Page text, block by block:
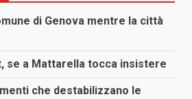
di Genova mentre la città
se a Mattarella tocca insistere
che destabilizzano le